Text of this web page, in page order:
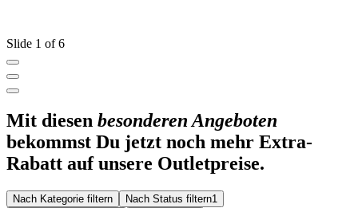
Slide 1 of 6
Mit diesen besonderen Angeboten
bekommst Du jetzt noch mehr Extra-
Rabatt auf unsere Outletpreise.
Nach Kategorie filtern Nach Status filtern1